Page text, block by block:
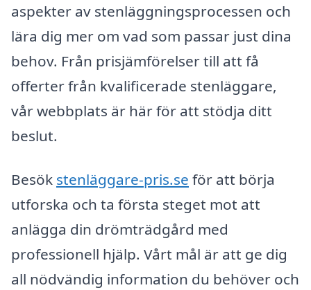
aspekter av stenläggningsprocessen och
lära dig mer om vad som passar just dina
behov. Från prisjämförelser till att få
offerter från kvalificerade stenläggare,
vår webbplats är här för att stödja ditt
beslut.
Besök stenläggare-pris.se för att börja
utforska och ta första steget mot att
anlägga din drömträdgård med
professionell hjälp. Vårt mål är att ge dig
all nödvändig information du behöver och